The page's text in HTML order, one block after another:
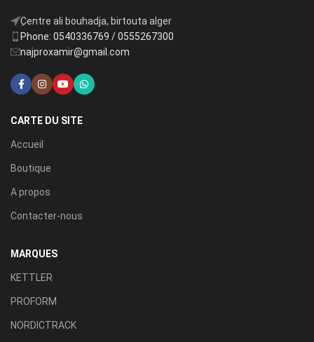
ِCentre ali bouhadja, birtouta alger
Phone: 0540336769 / 0555267300
najproxamir@gmail.com
CARTE DU SITE
Accueil
Boutique
A propos
Contacter-nous
MARQUES
KETTLER
PROFORM
NORDICTRACK